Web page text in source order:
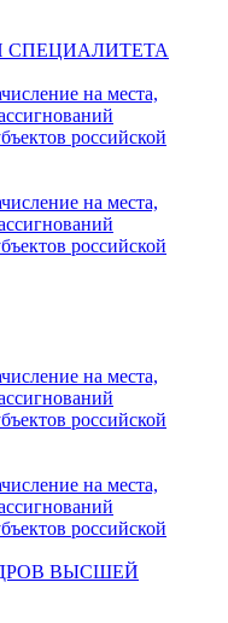
СПЕЦИАЛИТЕТА
на места,
российской
на места,
российской
на места,
российской
на места,
российской
ВЫСШЕЙ